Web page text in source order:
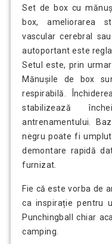
Set de box cu
box, ameliorarea
vascular cerebral
autoportant este
Setul este, prin
Mănușile de box
respirabilă.
stabilizează
antrenamentului.
negru poate fi
demontare rapidă
furnizat.
Fie că este vorba de
ca inspirație pentru
Punchingball chiar
camping.